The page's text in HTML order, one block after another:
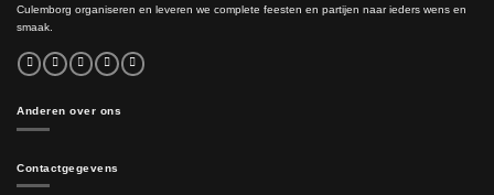
Culemborg organiseren en leveren we complete feesten en partijen naar ieders wens en
smaak.
Anderen over ons
Contactgegevens